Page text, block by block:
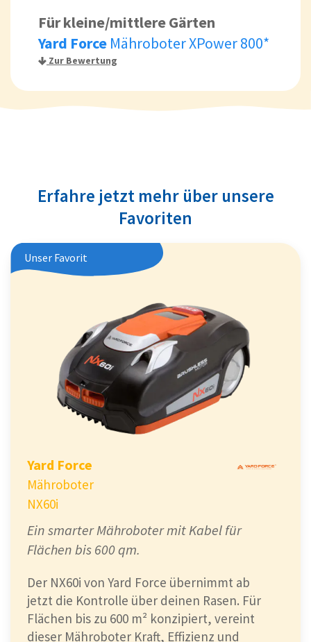
Für kleine/mittlere Gärten
Yard Force Mähroboter XPower 800*
Zur Bewertung
Erfahre jetzt mehr über unsere
Favoriten
Unser Favorit
Yard Force
Mähroboter
NX60i
Ein smarter Mähroboter mit Kabel für
Flächen bis 600 qm.
Der NX60i von Yard Force übernimmt ab
jetzt die Kontrolle über deinen Rasen. Für
Flächen bis zu 600 m² konzipiert, vereint
dieser Mähroboter Kraft, Effizienz und